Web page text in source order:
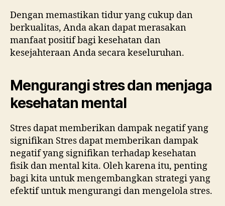
Dengan memastikan tidur yang cukup dan
berkualitas, Anda akan dapat merasakan
manfaat positif bagi kesehatan dan
kesejahteraan Anda secara keseluruhan.
Mengurangi stres dan menjaga
kesehatan mental
Stres dapat memberikan dampak negatif yang
signifikan Stres dapat memberikan dampak
negatif yang signifikan terhadap kesehatan
fisik dan mental kita. Oleh karena itu, penting
bagi kita untuk mengembangkan strategi yang
efektif untuk mengurangi dan mengelola stres.